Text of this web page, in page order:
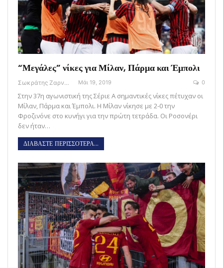
“Μεγάλες” νίκες για Μίλαν, Πάρμα και Έμπολι
Σωκράτης Ζαρναβέλης Μάι 19, 2019 0
Στην 37η αγωνιστική της Σέριε Α σημαντικές νίκες πέτυχαν οι
Μίλαν, Πάρμα και Έμπολι. Η Μίλαν νίκησε με 2-0 την
Φροζινόνε στο κυνήγι για την πρώτη τετράδα. Οι Ροσονέρι
δεν ήταν…
ΔΙΑΒΑΣΤΕ ΠΕΡΙΣΣΟΤΕΡΑ...